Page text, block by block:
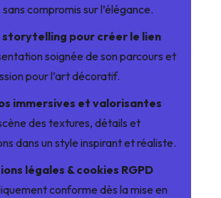
compromis sur l’élégance.
storytelling pour créer le lien
soignée de son parcours et
pour l’art décoratif.
immersives et valorisantes
des textures, détails et
dans un style inspirant et réaliste.
légales & cookies RGPD
conforme dès la mise en